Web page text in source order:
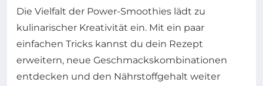
Die Vielfalt der Power-Smoothies lädt zu
kulinarischer Kreativität ein. Mit ein paar
einfachen Tricks kannst du dein Rezept
erweitern, neue Geschmackskombinationen
entdecken und den Nährstoffgehalt weiter